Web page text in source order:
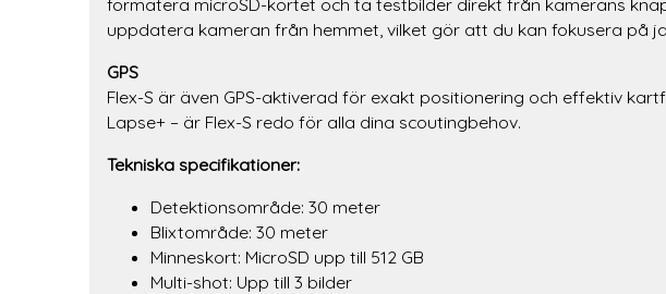
formatera microSD-kortet och ta testbilder direkt från kamerans
uppdatera kameran från hemmet, vilket gör att du kan fokusera på
GPS
Flex-S är även GPS-aktiverad för exakt positionering och effektiv
Lapse+ – är Flex-S redo för alla dina scoutingbehov.
Tekniska specifikationer:
Detektionsområde: 30 meter
Blixtområde: 30 meter
Minneskort: MicroSD upp till 512 GB
Multi-shot: Upp till 3 bilder